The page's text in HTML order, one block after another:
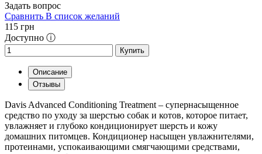
Задать вопрос
Сравнить В список желаний
115 грн
Доступно ⓘ
Купить
Описание
Отзывы
Davis Advanced Conditioning Treatment – супернасыщенное
средство по уходу за шерстью собак и котов, которое питает,
увлажняет и глубоко кондиционирует шерсть и кожу
домашних питомцев. Кондиционер насыщен увлажнителями,
протеинами, успокаивающими смягчающими средствами,